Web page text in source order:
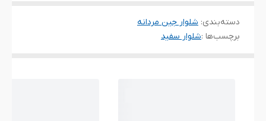
دسته‌بندی: شلوار جین مردانه
برچسب‌ها :شلوار سفید